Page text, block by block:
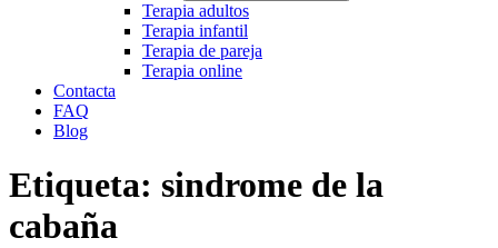
Terapia adultos
Terapia infantil
Terapia de pareja
Terapia online
Contacta
FAQ
Blog
Etiqueta: sindrome de la
cabaña